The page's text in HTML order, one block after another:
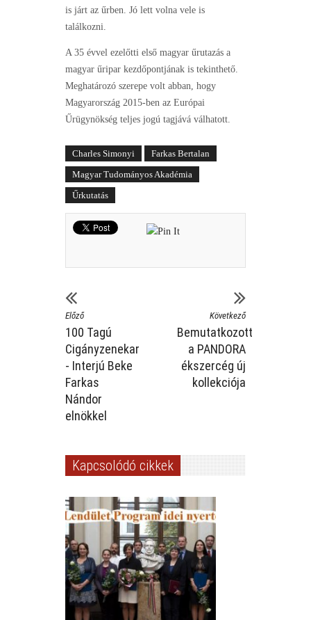
is járt az űrben. Jó lett volna vele is
találkozni.
A 35 évvel ezelőtti első magyar űrutazás a
magyar űripar kezdőpontjának is tekinthető.
Meghatározó szerepe volt abban, hogy
Magyarország 2015-ben az Európai
Űrügynökség teljes jogú tagjává válhatott.
Charles Simonyi
Farkas Bertalan
Magyar Tudományos Akadémia
Űrkutatás
Előző
100 Tagú
Cigányzenekar
- Interjú Beke
Farkas
Nándor
elnökkel
Következő
Bemutatkozott
a PANDORA
ékszercég új
kollekciója
Kapcsolódó cikkek